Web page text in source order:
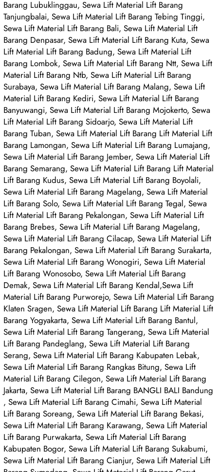
Barang Lubuklinggau, Sewa Lift Material Lift Barang
Tanjungbalai, Sewa Lift Material Lift Barang Tebing Tinggi,
Sewa Lift Material Lift Barang Bali, Sewa Lift Material Lift
Barang Denpasar, Sewa Lift Material Lift Barang Kuta, Sewa
Lift Material Lift Barang Badung, Sewa Lift Material Lift
Barang Lombok, Sewa Lift Material Lift Barang Ntt, Sewa Lift
Material Lift Barang Ntb, Sewa Lift Material Lift Barang
Surabaya, Sewa Lift Material Lift Barang Malang, Sewa Lift
Material Lift Barang Kediri, Sewa Lift Material Lift Barang
Banyuwangi, Sewa Lift Material Lift Barang Mojokerto, Sewa
Lift Material Lift Barang Sidoarjo, Sewa Lift Material Lift
Barang Tuban, Sewa Lift Material Lift Barang Lift Material Lift
Barang Lamongan, Sewa Lift Material Lift Barang Lumajang,
Sewa Lift Material Lift Barang Jember, Sewa Lift Material Lift
Barang Semarang, Sewa Lift Material Lift Barang Lift Material
Lift Barang Kudus, Sewa Lift Material Lift Barang Boyolali,
Sewa Lift Material Lift Barang Magelang, Sewa Lift Material
Lift Barang Solo, Sewa Lift Material Lift Barang Tegal, Sewa
Lift Material Lift Barang Pekalongan, Sewa Lift Material Lift
Barang Brebes, Sewa Lift Material Lift Barang Magelang,
Sewa Lift Material Lift Barang Cilacap, Sewa Lift Material Lift
Barang Pekalongan, Sewa Lift Material Lift Barang Surakarta,
Sewa Lift Material Lift Barang Wonogiri, Sewa Lift Material
Lift Barang Wonosobo, Sewa Lift Material Lift Barang
Demak, Sewa Lift Material Lift Barang Kendal,Sewa Lift
Material Lift Barang Purworejo, Sewa Lift Material Lift Barang
Klaten Sragen, Sewa Lift Material Lift Barang Lift Material Lift
Barang Yogyakarta, Sewa Lift Material Lift Barang Bantul,
Sewa Lift Material Lift Barang Tangerang, Sewa Lift Material
Lift Barang Pandeglang, Sewa Lift Material Lift Barang
Serang, Sewa Lift Material Lift Barang Kabupaten Lebak,
Sewa Lift Material Lift Barang Rangkas Bitung, Sewa Lift
Material Lift Barang Cilegon, Sewa Lift Material Lift Barang
Jakarta, Sewa Lift Material Lift Barang BANGLI BALI Bandung
, Sewa Lift Material Lift Barang Cimahi, Sewa Lift Material
Lift Barang Soreang, Sewa Lift Material Lift Barang Bekasi,
Sewa Lift Material Lift Barang Karawang, Sewa Lift Material
Lift Barang Purwakarta, Sewa Lift Material Lift Barang
Kabupaten Bogor, Sewa Lift Material Lift Barang Sukabumi,
Sewa Lift Material Lift Barang Cianjur, Sewa Lift Material Lift